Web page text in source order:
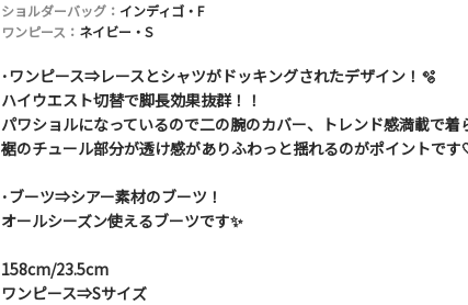
ショルダーバッグ： インディゴ・F
ワンピース： ネイビー・S
･ワンピース⇒レースとシャツがドッキングされたデザイン！🫧
ハイウエスト切替で脚長効果抜群！！
パワショルになっているので二の腕のカバー、トレンド感満載で着
裾のチュール部分が透け感がありふわっと揺れるのがポイントです
･ブーツ⇒シアー素材のブーツ！
オールシーズン使えるブーツです✨️
158cm/23.5cm
ワンピース⇒Sサイズ